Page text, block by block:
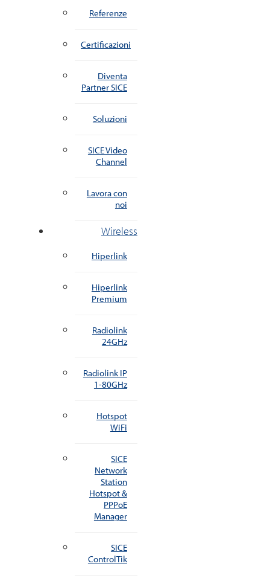
Referenze
Certificazioni
Diventa
Partner SICE
Soluzioni
SICE Video
Channel
Lavora con
noi
Wireless
Hiperlink
Hiperlink
Premium
Radiolink
24GHz
Radiolink IP
1-80GHz
Hotspot
WiFi
SICE
Network
Station
Hotspot &
PPPoE
Manager
SICE
ControlTik